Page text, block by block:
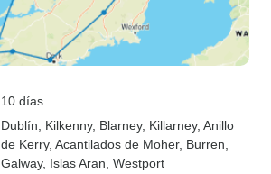
10 días
Dublín , Kilkenny, Blarney, Killarney, Anillo
de Kerry, Acantilados de Moher, Burren
Galway, Islas Aran , Westport